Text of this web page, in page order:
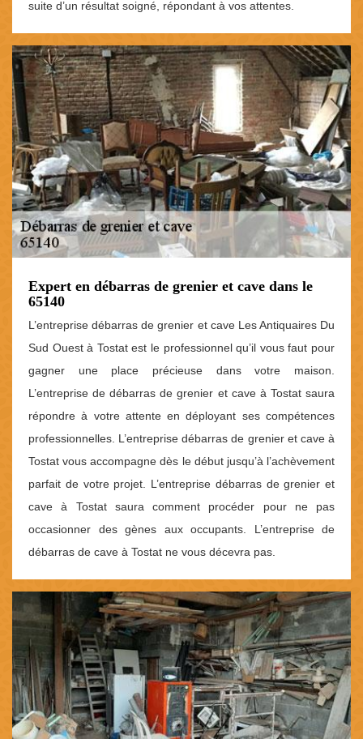
suite d’un résultat soigné, répondant à vos attentes.
Expert en débarras de grenier et cave dans le
65140
L’entreprise débarras de grenier et cave Les Antiquaires Du
Sud Ouest à Tostat est le professionnel qu’il vous faut pour
gagner une place précieuse dans votre maison.
L’entreprise de débarras de grenier et cave à Tostat saura
répondre à votre attente en déployant ses compétences
professionnelles. L’entreprise débarras de grenier et cave à
Tostat vous accompagne dès le début jusqu’à l’achèvement
parfait de votre projet. L’entreprise débarras de grenier et
cave à Tostat saura comment procéder pour ne pas
occasionner des gènes aux occupants. L’entreprise de
débarras de cave à Tostat ne vous décevra pas.